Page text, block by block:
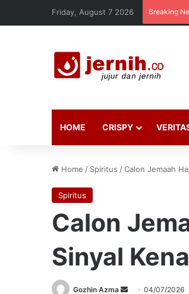
Friday, August 7 2026 Breaking
HOME CRISPY
Home / Spiritus /Calon Jemaah
Spiritus
Calon
Sinyal
Gozhin Azma
Send04/07/2026